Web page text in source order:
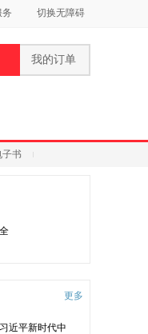
务 切换无障碍
我的订单
子书
近平新时代中
更多